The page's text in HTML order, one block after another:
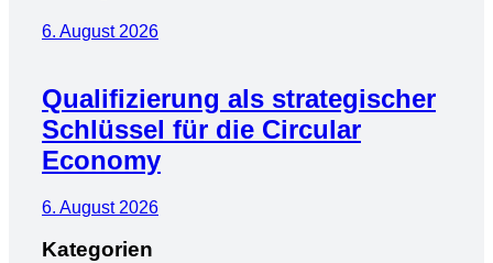
6. August 2026
Qualifizierung als strategischer
Schlüssel für die Circular
Economy
6. August 2026
Kategorien